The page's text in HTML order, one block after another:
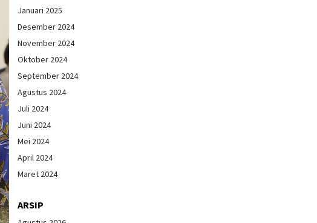
Januari 2025
Desember 2024
November 2024
Oktober 2024
September 2024
Agustus 2024
Juli 2024
Juni 2024
Mei 2024
April 2024
Maret 2024
ARSIP